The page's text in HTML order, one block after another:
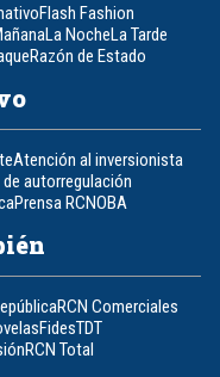
Flash Fashion
La NocheLa Tarde
Razón de Estado
Atención al inversionista
autorregulación
Prensa RCNOBA
RCN Comerciales
FidesTDT
RCN Total